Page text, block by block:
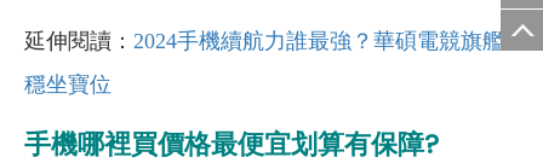
延伸閱讀： 2024手機續航力誰最強？華碩電競旗艦
穩坐寶位
手機哪裡買價格最便宜划算有保障?